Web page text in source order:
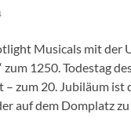
Musicals mit der
zum 1250. Todestag
– zum 20. Jubiläum ist
auf dem Domplatz zu